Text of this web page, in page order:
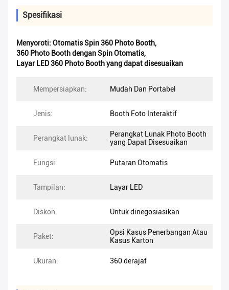
Spesifikasi
Menyoroti: Otomatis Spin 360 Photo Booth,
360 Photo Booth dengan Spin Otomatis,
Layar LED 360 Photo Booth yang dapat disesuaikan
Mempersiapkan: Mudah Dan Portabel
Jenis: Booth Foto Interaktif
Perangkat lunak:
Perangkat Lunak Photo Booth
yang Dapat Disesuaikan
Fungsi: Putaran Otomatis
Tampilan: Layar LED
Diskon: Untuk dinegosiasikan
Paket:
Opsi Kasus Penerbangan Atau
Kasus Karton
Ukuran: 360 derajat